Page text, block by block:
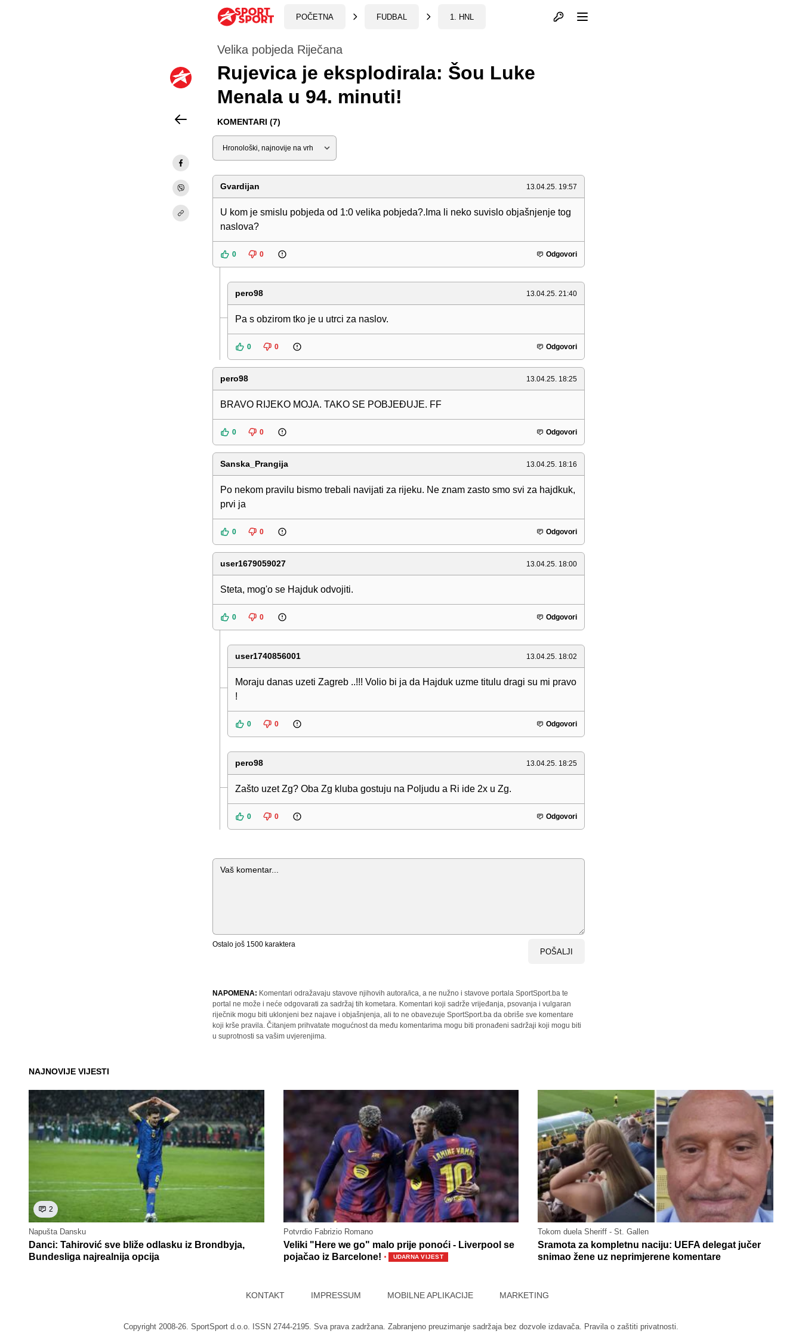
POČETNA FUDBAL 1. HNL Otvori profil
Velika pobjeda Riječana
Rujevica je eksplodirala: Šou Luke
Menala u 94. minuti!
KOMENTARI (7)
Sortiraj
Gvardijan 13.04.25. 19:57
U kom je smislu pobjeda od 1:0 velika pobjeda?.Ima li neko suvislo objašnjenje tog
naslova?
0 0 Odgovori
pero98 13.04.25. 21:40
Pa s obzirom tko je u utrci za naslov.
0 0 Odgovori
pero98 13.04.25. 18:25
BRAVO RIJEKO MOJA. TAKO SE POBJEĐUJE. FF
0 0 Odgovori
Sanska_Prangija 13.04.25. 18:16
Po nekom pravilu bismo trebali navijati za rijeku. Ne znam zasto smo svi za hajdkuk,
prvi ja
0 0 Odgovori
user1679059027 13.04.25. 18:00
Steta, mog'o se Hajduk odvojiti.
0 0 Odgovori
user1740856001 13.04.25. 18:02
Moraju danas uzeti Zagreb ..!!! Volio bi ja da Hajduk uzme titulu dragi su mi pravo
!
0 0 Odgovori
pero98 13.04.25. 18:25
Zašto uzet Zg? Oba Zg kluba gostuju na Poljudu a Ri ide 2x u Zg.
0 0 Odgovori
Komentar
Ostalo još 1500 karaktera
POŠALJI
NAPOMENA: Komentari odražavaju stavove njihovih autora/ica, a ne nužno i stavove portala SportSport.ba te
portal ne može i neće odgovarati za sadržaj tih kometara. Komentari koji sadrže vrijeđanja, psovanja i vulgaran
riječnik mogu biti uklonjeni bez najave i objašnjenja, ali to ne obavezuje SportSport.ba da obriše sve komentare
koji krše pravila. Čitanjem prihvatate mogućnost da među komentarima mogu biti pronađeni sadržaji koji mogu biti
u suprotnosti sa vašim uvjerenjima.
NAJNOVIJE VIJESTI
2
Napušta Dansku
Danci: Tahirović sve bliže odlasku iz Brondbyja,
Bundesliga najrealnija opcija
Potvrdio Fabrizio Romano
Veliki "Here we go" malo prije ponoći - Liverpool se
pojačao iz Barcelone! · UDARNA VIJEST
Tokom duela Sheriff - St. Gallen
Sramota za kompletnu naciju: UEFA delegat jučer
snimao žene uz neprimjerene komentare
KONTAKT IMPRESSUM MOBILNE APLIKACIJE MARKETING
Copyright 2008-26. SportSport d.o.o. ISSN 2744-2195. Sva prava zadržana. Zabranjeno preuzimanje sadržaja bez dozvole izdavača. Pravila o zaštiti privatnosti.